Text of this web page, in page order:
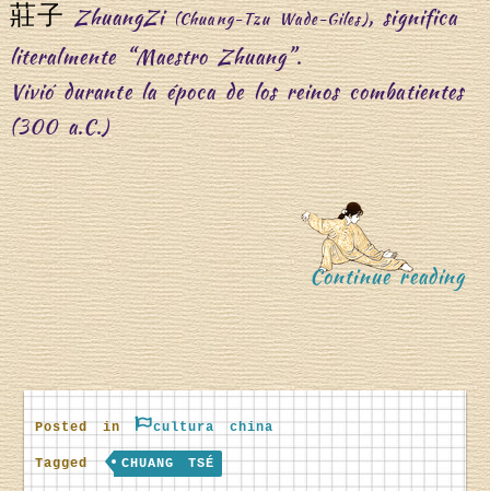
m
a
C
莊子ZhuangZi(Chuang-Tzu Wade-Giles), significa
literalmente “Maestro Zhuang”.
Vivió durante la época de los reinos combatientes
(300 a.C.)
Continue reading“
C
Posted in cultura china
Tagged CHUANG TSÉ